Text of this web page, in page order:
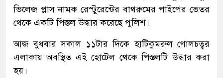
ভিলেজ প্লাস নামক রেস্টুরেন্টের বাথরুমের পাইপের ভেতর
থেকে একটি পিস্তল উদ্ধার করেছে পুলিশ।
আজ বুধবার সকাল ১১টার দিকে হাটিকুমরুল গোলচত্বর
এলাকায় অবস্থিত এই হোটেল থেকে পিস্তলটি উদ্ধার করা
হয়।